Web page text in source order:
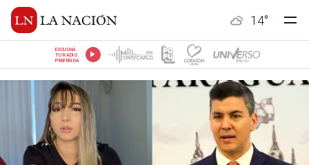
14°
ESCUCHÁ
TU RADIO
PREFERIDA